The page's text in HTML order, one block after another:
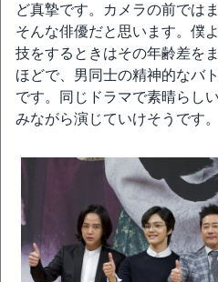
ど真摯です。カメラの前では
そんな俳優だと思います。僕
技をするときはその年齢差を
ほどで、男同士の精神的なバ
です。同じドラマで素晴らし
みながら演じていけそうです。